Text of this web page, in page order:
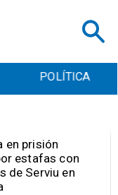
POLÍTICA
en prisión
estafas con
de Serviu en